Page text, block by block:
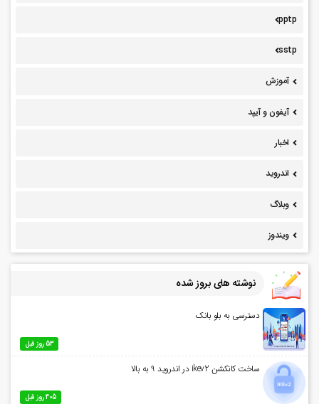
pptp
sstp
آموزش
آیفون و آیپد
اخبار
اندروید
وبلاگ
ویندوز
نوشته های بروز شده
دسترسی به بلو بانک
53 روز قبل
ساخت کانکشن ikev2 در اندروید 9 به بالا
405 روز قبل